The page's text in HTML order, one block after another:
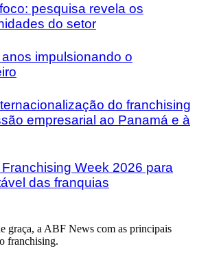
pesquisa revela os
do setor
impulsionando o
do franchising
empresarial ao Panamá e à
Week 2026 para
das franquias
graça, a ABF News com as principais
franchising.